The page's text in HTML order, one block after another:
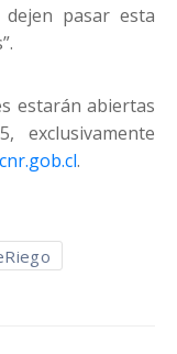
pasar esta
estarán abiertas
.